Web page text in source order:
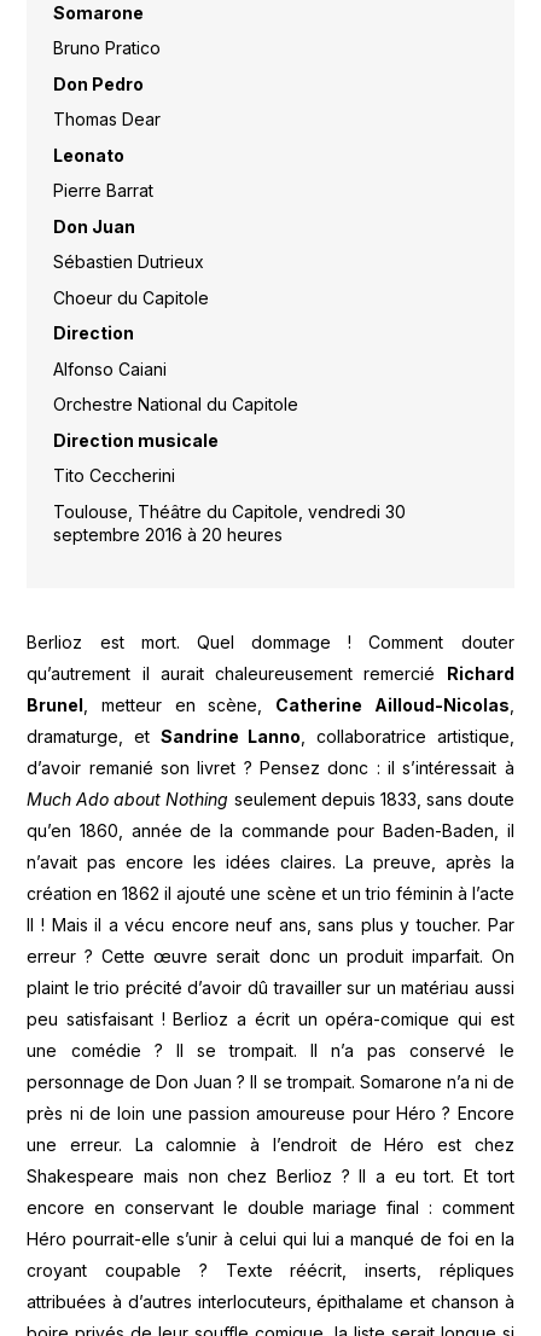
Somarone
Bruno Pratico
Don Pedro
Thomas Dear
Leonato
Pierre Barrat
Don Juan
Sébastien Dutrieux
Choeur du Capitole
Direction
Alfonso Caiani
Orchestre National du Capitole
Direction musicale
Tito Ceccherini
Toulouse, Théâtre du Capitole, vendredi 30
septembre 2016 à 20 heures
Berlioz est mort. Quel dommage ! Comment douter
qu’autrement il aurait chaleureusement remercié
Richard
Brunel , metteur en scène, Catherine Ailloud-Nicolas,
dramaturge, et Sandrine Lanno, collaboratrice artistique,
d’avoir remanié son livret ? Pensez donc : il s’intéressait à
Much Ado about Nothing seulement depuis 1833, sans doute
qu’en 1860, année de la commande pour Baden-Baden, il
n’avait pas encore les idées claires. La preuve, après la
création en 1862 il ajouté une scène et un trio féminin à l’acte
II ! Mais il a vécu encore neuf ans, sans plus y toucher. Par
erreur ? Cette œuvre serait donc un produit imparfait. On
plaint le trio précité d’avoir dû travailler sur un matériau aussi
peu satisfaisant ! Berlioz a écrit un opéra-comique qui est
une comédie ? Il se trompait. Il n’a pas conservé le
personnage de Don Juan ? Il se trompait. Somarone n’a ni de
près ni de loin une passion amoureuse pour Héro ? Encore
une erreur. La calomnie à l’endroit de Héro est chez
Shakespeare mais non chez Berlioz ? Il a eu tort. Et tort
encore en conservant le double mariage final : comment
Héro pourrait-elle s’unir à celui qui lui a manqué de foi en la
croyant coupable ? Texte réécrit, inserts, répliques
attribuées à d’autres interlocuteurs, épithalame et chanson à